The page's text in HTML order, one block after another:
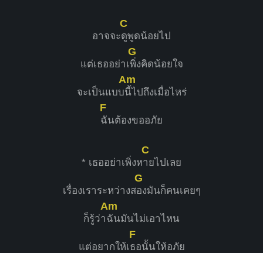
อาจจะ
C
ดูพูดน้อยไป
แต่เธออย่าเ
G
พิ่งคิดน้อยใจ
จะเป็นแบบ
Am
นี้ไปถึงเมื่อไหร่
F
ฉันต้องขออภัย
* เธออย่าเพิ่งห
C
ายไปเลย
เรื่องเราระหว่างส
G
องมันก็คนเคยๆ
ก็รู้ว่า
Am
ฉันมันไม่เอาไหน
แต่อยากให้เ
F
ธอนั้นให้อภัย